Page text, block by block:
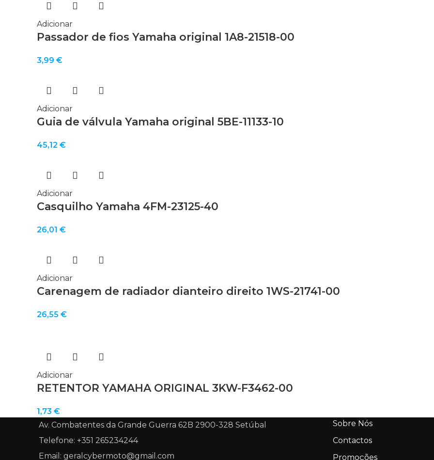
Adicionar
Passador de fios Yamaha original 1A8-21518-00
3,99 €
Adicionar
Guia de válvula Yamaha original 5BE-11133-10
45,12 €
Adicionar
Casquilho Yamaha 4FM-23125-40
26,01 €
Adicionar
Carenagem de radiador dianteiro direito 1WS-21741-00
26,55 €
Adicionar
RETENTOR YAMAHA ORIGINAL 3KW-F3462-00
1,73 €
Av. Combatentes da Grande Guerra 62B 2900-328 Setúbal
Telefone: +351 265234244
Email: geralcybermoto@gmail.com
Sobre Nós
Contactos
Promoções